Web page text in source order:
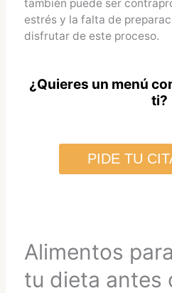
también puede ser
estrés y la falta de
disfrutar de este proceso.
¿Quieres un menú
ti?
PIDE TU
Alimentos
tu dieta antes